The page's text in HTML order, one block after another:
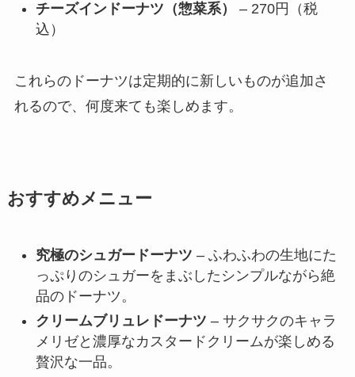
チーズインドーナツ（惣菜系）
– 270円（税
込）
これらのドーナツは定期的に新しいものが追加さ
れるので、何度来ても楽しめます。
おすすめメニュー
究極のシュガードーナツ – ふわふわの生地にた
っぷりのシュガーをまぶしたシンプルながら絶
品のドーナツ。
クリームブリュレドーナツ – サクサクのキャラ
メリゼと濃厚なカスタードクリームが楽しめる
贅沢な一品。